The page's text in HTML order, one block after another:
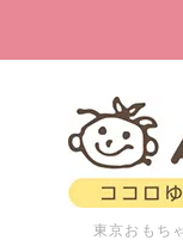
東京おもち